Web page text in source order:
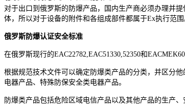
对于出口到俄罗斯的防爆产品，国内生产商必须办理并
体，所以对于设备的附件和各组成部件都属于Ex执行范围
俄罗斯防爆认证安全标准
在俄罗斯现行的EAC22782,EAC51330,52350和
根据规范技术文件可以确定防爆类产品的分类，并区分
电器产品、特殊防保安全类电器产品。
防爆类产品包括危险区域电信产品以及其他产品的生产